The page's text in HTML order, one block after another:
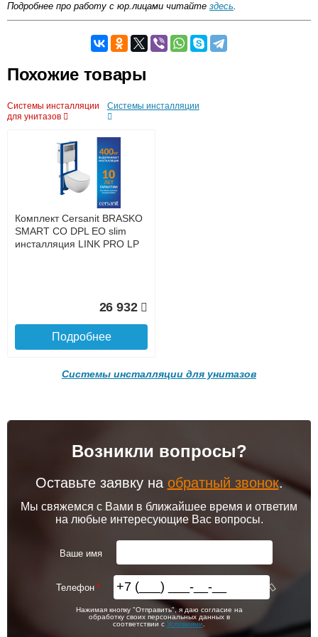
Подробнее про работу с юр.лицами читайте здесь.
Доставка сантехники по Москве и Московской области
до подъезда
возможность
Доставка в регионы России.
Возможные способы оплаты:
Банковской картой на сайте в режиме реального
времени
Банковской картой при получении товара как при
доставке, так и самовывозом
Интернет-деньгами (Yandex-деньги, Web-money,
Qiwi-кошельки и другие).
Безналичный расчёт (возможно и с НДС)
подробнее...
Похожие товары
Системы инсталляции
для унитазов
Системы инсталляции
Комплект Cersanit BRASKO
SMART CO DPL EO slim
инсталляция LINK PRO LP
26 932
Подробнее
Системы инсталляции для унитазов
Инсталляция VITRA V-Fix
Core 732-5800-01, 12 см
16 790
Подробнее
Инсталляция VITRA V-Fix
Core 738-5800-01, 8 см
16 790
Подробнее
Возникли вопросы?
Оставьте заявку на обратный звонок.
Мы свяжемся с Вами в ближайшее время и ответим
на любые интересующие Вас вопросы.
Ваше имя
Телефон
Нажимая кнопку "Отправить", я даю согласие на
обработку своих персональных данных в
соответствии с Условиями